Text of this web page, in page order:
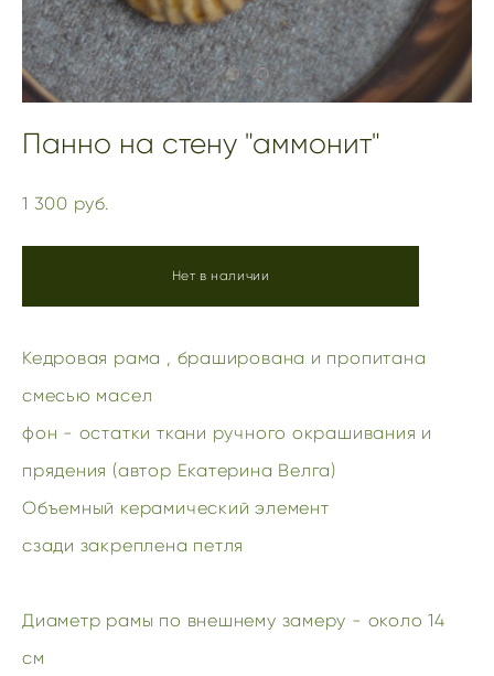
Панно на стену "аммонит"
1 300 pуб.
Нет в наличии
Кедровая рама , браширована и пропитана
смесью масел
фон - остатки ткани ручного окрашивания и
прядения (автор Екатерина Велга)
Объемный керамический элемент
сзади закреплена петля
Диаметр рамы по внешнему замеру - около 14
см